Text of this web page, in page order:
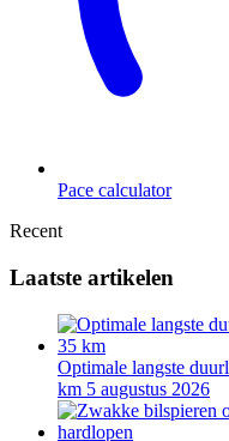
Pace calculator
Recent
Laatste artikelen
Optimale langste
km 5 augustus 2026